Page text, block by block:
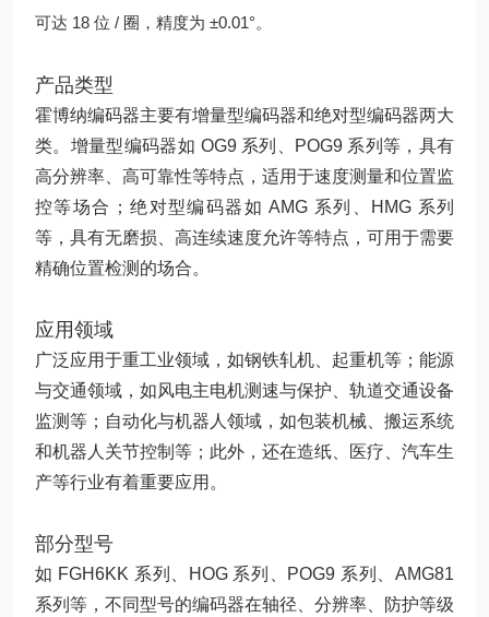
可达 18 位 / 圈，精度为 ±0.01°。
产品类型
霍博纳编码器主要有增量型编码器和绝对型编码器两大
类。增量型编码器如 OG9 系列、POG9 系列等，具有
高分辨率、高可靠性等特点，适用于速度测量和位置监
控等场合；绝对型编码器如 AMG 系列、HMG 系列
等，具有无磨损、高连续速度允许等特点，可用于需要
精确位置检测的场合。
应用领域
广泛应用于重工业领域，如钢铁轧机、起重机等；能源
与交通领域，如风电主电机测速与保护、轨道交通设备
监测等；自动化与机器人领域，如包装机械、搬运系统
和机器人关节控制等；此外，还在造纸、医疗、汽车生
产等行业有着重要应用。
部分型号
如 FGH6KK 系列、HOG 系列、POG9 系列、AMG81
系列等，不同型号的编码器在轴径、分辨率、防护等级